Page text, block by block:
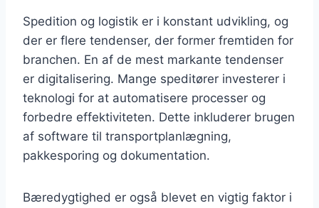
Spedition og logistik er i konstant udvikling, og
der er flere tendenser, der former fremtiden for
branchen. En af de mest markante tendenser
er digitalisering. Mange speditører investerer i
teknologi for at automatisere processer og
forbedre effektiviteten. Dette inkluderer brugen
af software til transportplanlægning,
pakkesporing og dokumentation.
Bæredygtighed er også blevet en vigtig faktor i